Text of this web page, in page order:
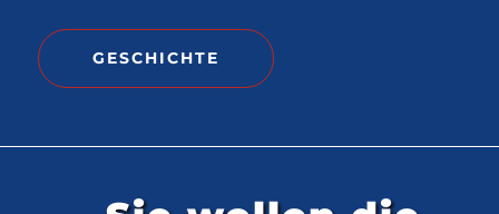
GESCHICHTE